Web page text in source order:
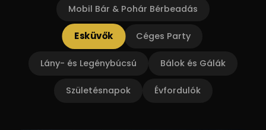
Mobil Bár & Pohár Bérbeadás
Esküvők Céges Party
Lány- és Legénybúcsú Bálok és Gálák
Születésnapok Évfordulók